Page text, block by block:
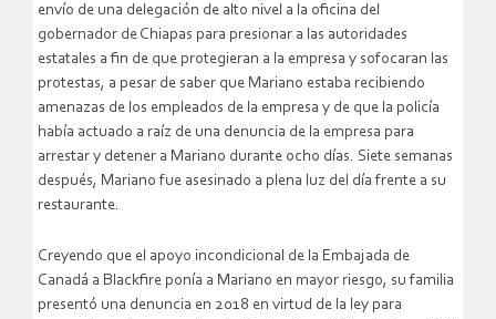
envío de una delegación de alto nivel a la oficina del
gobernador de Chiapas para presionar a las autoridades
estatales a fin de que protegieran a la empresa y sofocaran las
protestas, a pesar de saber que Mariano estaba recibiendo
amenazas de los empleados de la empresa y de que la policía
había actuado a raíz de una denuncia de la empresa para
arrestar y detener a Mariano durante ocho días. Siete semanas
después, Mariano fue asesinado a plena luz del día frente a su
restaurante.
Creyendo que el apoyo incondicional de la Embajada de
Canadá a Blackfire ponía a Mariano en mayor riesgo, su familia
presentó una denuncia en 2018 en virtud de la ley para